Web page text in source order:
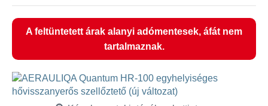
A feltüntetett árak alanyi adómentesek, áfát nem
tartalmaznak.